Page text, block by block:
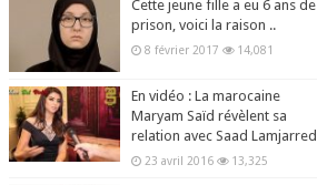
Cette jeune fille a eu 6 ans de
prison, voici la raison ..
8 février 2017 14,081
En vidéo : La marocaine
Maryam Saïd révèlent sa
relation avec Saad Lamjarred
23 avril 2016 13,325